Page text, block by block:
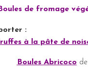
Boules de fromage
:
à la pâte de
Boules Abricoco